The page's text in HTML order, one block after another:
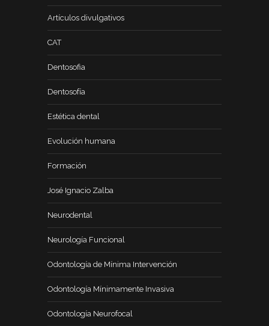
Artículos divulgativos
CAT
Dentosofia
Dentosofía
Estética dental
Evolución humana
Formación
José Ignacio Zalba
Neurodental
Neurología Funcional
Odontología de Mínima Intervención
Odontología Mínimamente Invasiva
Odontología Neurofocal